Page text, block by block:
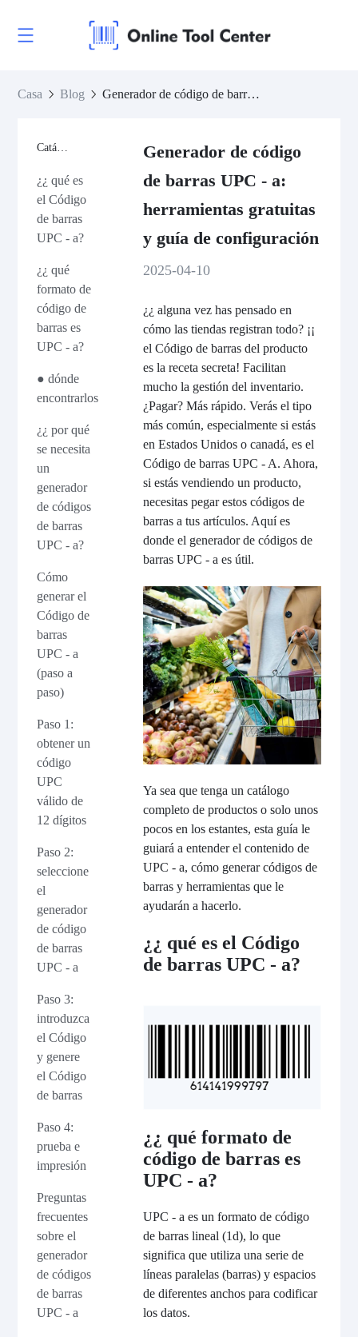
Casa Blog Generador de código de barras UPC - a: herramientas gratuitas y guía de configuración
Catálogo
¿¿ qué es
el Código
de barras
UPC - a?
¿¿ qué
formato de
código de
barras es
UPC - a?
● dónde
encontrarlos
¿¿ por qué
se necesita
un
generador
de códigos
de barras
UPC - a?
Cómo
generar el
Código de
barras
UPC - a
(paso a
paso)
Paso 1:
obtener un
código
UPC
válido de
12 dígitos
Paso 2:
seleccione
el
generador
de código
de barras
UPC - a
Paso 3:
introduzca
el Código
y genere
el Código
de barras
Paso 4:
prueba e
impresión
Preguntas
frecuentes
sobre el
generador
de códigos
de barras
UPC - a
Generador de código
de barras UPC - a:
herramientas gratuitas
y guía de configuración
2025-04-10
¿¿ alguna vez has pensado en
cómo las tiendas registran todo? ¡¡
el Código de barras del producto
es la receta secreta! Facilitan
mucho la gestión del inventario.
¿Pagar? Más rápido. Verás el tipo
más común, especialmente si estás
en Estados Unidos o canadá, es el
Código de barras UPC - A. Ahora,
si estás vendiendo un producto,
necesitas pegar estos códigos de
barras a tus artículos. Aquí es
donde el generador de códigos de
barras UPC - a es útil.
Ya sea que tenga un catálogo
completo de productos o solo unos
pocos en los estantes, esta guía le
guiará a entender el contenido de
UPC - a, cómo generar códigos de
barras y herramientas que le
ayudarán a hacerlo.
¿¿ qué es el Código
de barras UPC - a?
¿¿ qué formato de
código de barras es
UPC - a?
UPC - a es un formato de código
de barras lineal (1d), lo que
significa que utiliza una serie de
líneas paralelas (barras) y espacios
de diferentes anchos para codificar
los datos.